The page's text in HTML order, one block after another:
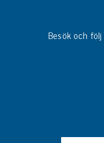
Besök och